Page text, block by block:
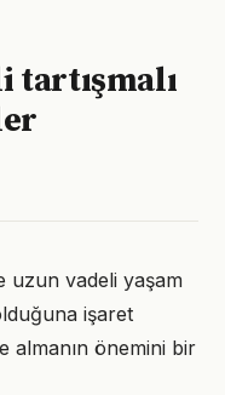
tartışmalı
uzun vadeli yaşam
işaret
almanın önemini bir